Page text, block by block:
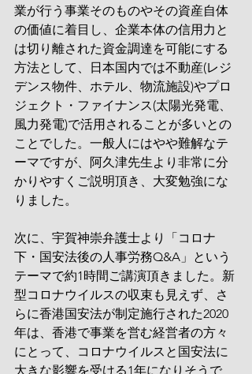
業が行う事業そのものやその資産自体
の価値に着目し、企業本体の信用力と
は切り離された資金調達を可能にする
方法として、日本国内では不動産(レジ
デンス物件、ホテル、物流施設)やプロ
ジェクト・ファイナンス(太陽光発電、
風力発電)で活用されることが多いとの
ことでした。一般人にはやや難解なテ
ーマですが、阿久津先生より非常に分
かりやすくご説明頂き、大変勉強にな
りました。
次に、宇賀神崇弁護士より「コロナ
下・国安法後の人事労務Q&A」という
テーマで約1時間ご講演頂きました。新
型コロナウイルスの収束も見えず、さ
らに香港国安法が制定施行された2020
年は、香港で事業を営む経営者の方々
にとって、コロナウイルスと国安法に
大きな影響を受ける1年になりそうで